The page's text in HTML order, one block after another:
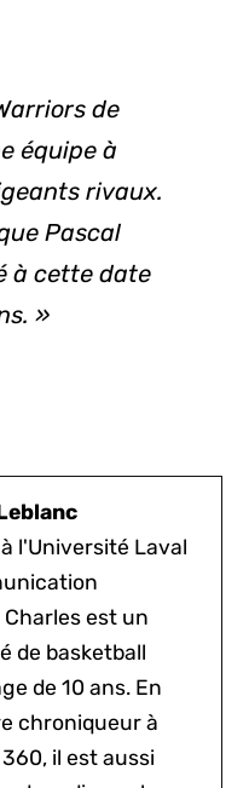
de
équipe à
rivaux.
Pascal
à cette date
»
l'Université Laval
Charles est un
de basketball
de 10 ans. En
chroniqueur à
il est aussi